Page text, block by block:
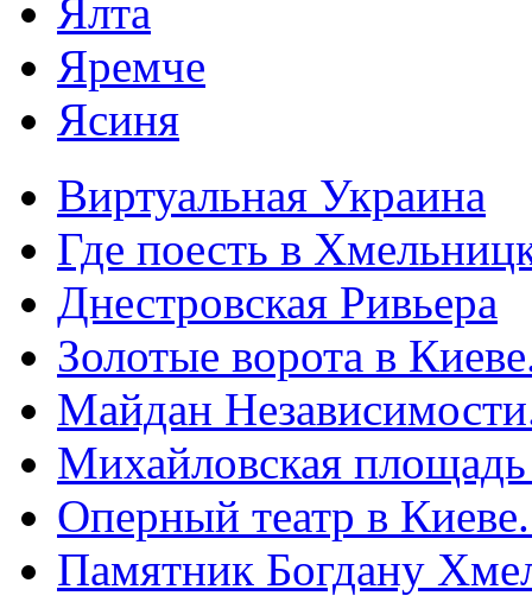
Ялта
Яремче
Ясиня
Виртуальная Украина
Где поесть в
Днестровская Ривьера
Золотые ворота в
Майдан
Михайловская
Оперный театр в
Памятник Богдану